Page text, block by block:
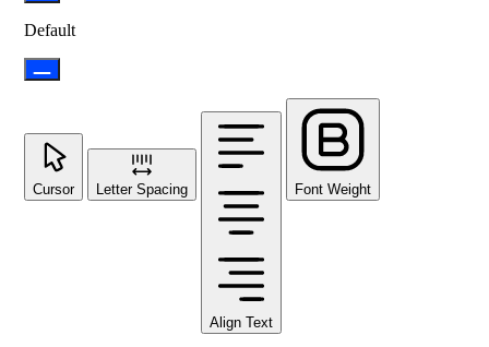
Default
Cursor Letter Spacing
Align Text
Font Weight